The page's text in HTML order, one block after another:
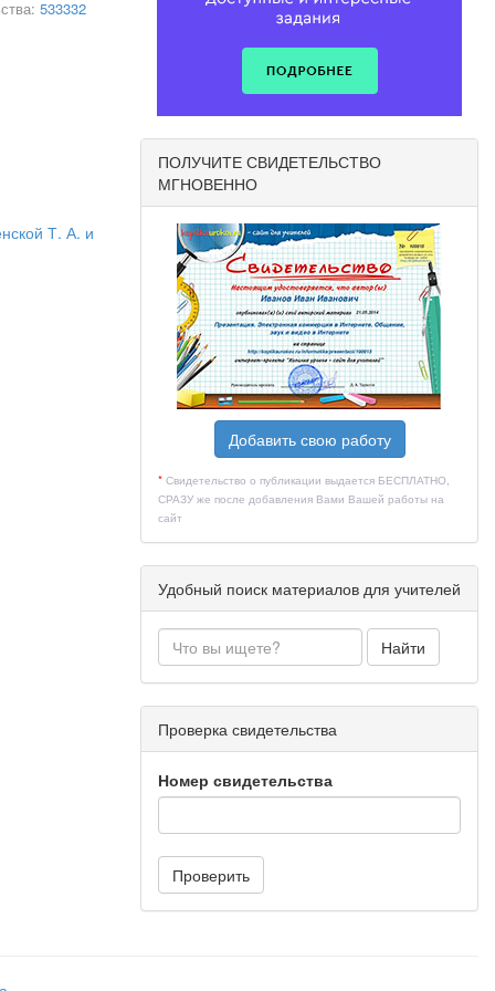
(далее –
1897 «Об
533332
Т. А. и
ПОЛУЧИТЕ СВИДЕТЕЛЬСТВО
МГНОВЕННО
Добавить свою работу
* Свидетельство о публикации выдается БЕСПЛАТНО,
СРАЗУ же после добавления Вами Вашей работы на
сайт
Удобный поиск материалов для учителей
Найти
Проверка свидетельства
Номер свидетельства
Проверить